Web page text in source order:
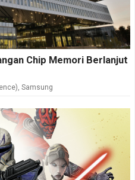
Chip Memori Berlanjut
, Samsung